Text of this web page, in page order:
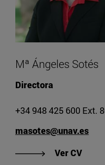
Mª Ángeles Sotés
Directora
+34 948 425 600 Ext.
masotes@unav.es
Ver CV"Ver